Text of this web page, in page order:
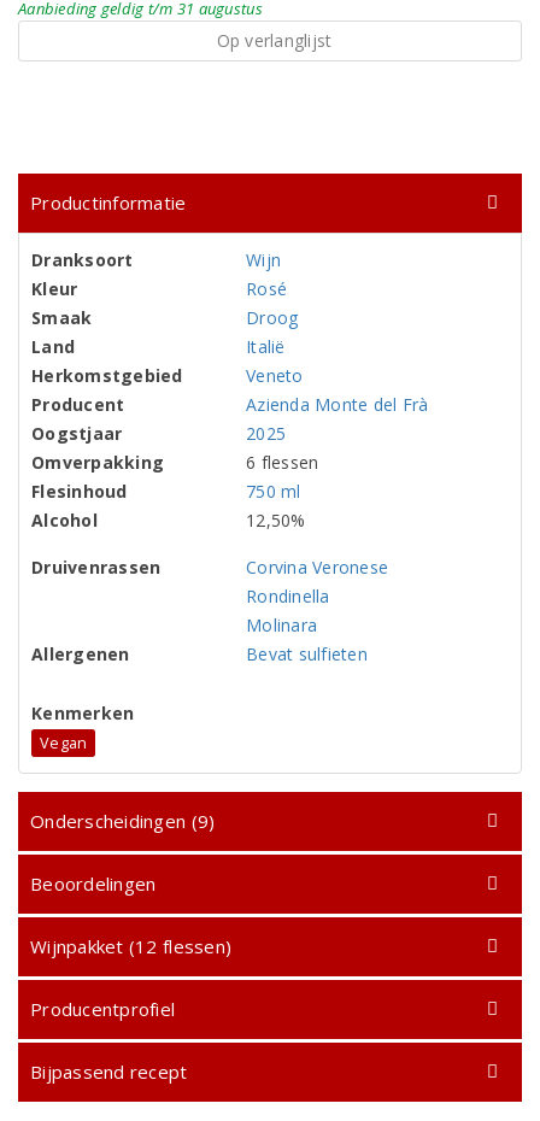
Aanbieding geldig t/m 31 augustus
Op verlanglijst
Productinformatie
Dranksoort
Wijn
Kleur
Rosé
Smaak
Droog
Land
Italië
Herkomstgebied
Veneto
Producent
Azienda Monte del Frà
Oogstjaar
2025
Omverpakking
6 flessen
Flesinhoud
750 ml
Alcohol
12,50%
Druivenrassen
Corvina Veronese
Rondinella
Molinara
Allergenen
Bevat sulfieten
Kenmerken
Vegan
Onderscheidingen (9)
Beoordelingen
Wijnpakket (12 flessen)
Producentprofiel
Bijpassend recept